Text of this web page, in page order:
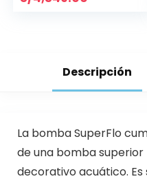
Descripción
La bomba SuperFlo
de una bomba superior
decorativo acuático.